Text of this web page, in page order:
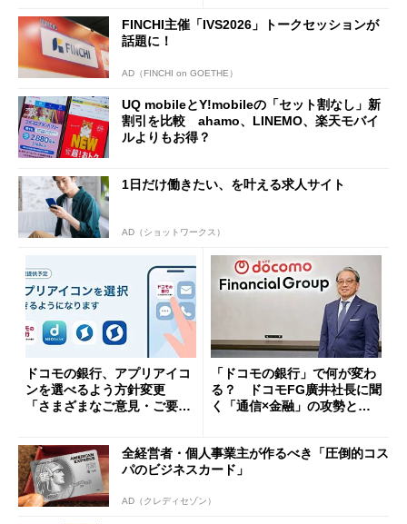
FINCHI主催「IVS2026」トークセッションが
話題に！
AD（FINCHI on GOETHE）
UQ mobileとY!mobileの「セット割なし」新
割引を比較 ahamo、LINEMO、楽天モバイ
ルよりもお得？
1日だけ働きたい、を叶える求人サイト
AD（ショットワークス）
ドコモの銀行、アプリアイコ
ンを選べるよう方針変更
「さまざまなご意見・ご要望
「ドコモの銀行」で何が変わ
る？ ドコモFG廣井社長に聞
く「通信×金融」の攻勢とグ
全経営者・個人事業主が作るべき「圧倒的コス
パのビジネスカード」
AD（クレディセゾン）